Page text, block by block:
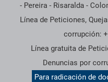
- Pereira - Risaralda -
Línea de Peticiones,
corrupción:
Línea gratuita de
Denuncias por
Para radicación de